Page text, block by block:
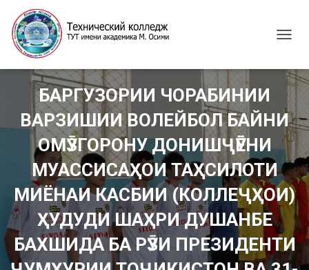
G
G
E
N
A
V
I
G
A
T
N
БАРГУЗОРИИ ЧОРАБИНИИ
ВАРЗИШИИ ВОЛЕЙБОЛ БАЙНИ
ОМӮЗГОРОНУ ДОНИШҶӮЁНИ
МУАССИСАҲОИ ТАҲСИЛОТИ
МИЁНАИ КАСБИИ (КОЛЛЕҶҲОИ)
ҲУДУДИ ШАҲРИ ДУШАНБЕ
БАХШИДА БА РӮЗИ ПРЕЗИДЕНТИ